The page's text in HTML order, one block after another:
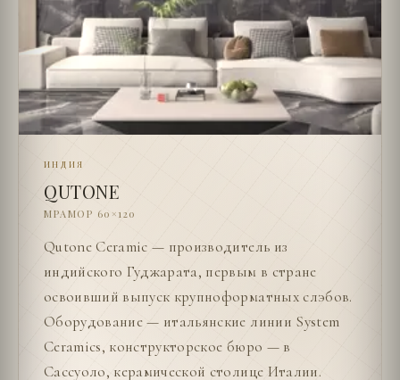
ИНДИЯ
QUTONE
МРАМОР 60×120
Qutone Ceramic — производитель из
индийского Гуджарата, первым в стране
освоивший выпуск крупноформатных слэбов.
Оборудование — итальянские линии System
Ceramics, конструкторское бюро — в
Сассуоло, керамической столице Италии.